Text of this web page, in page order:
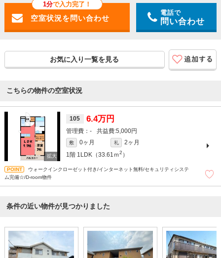
1分で入力完了！
電話で
問い合わせ
お気に入り一覧を見る
こちらの物件の空室状況
105 6.4万円
- 5,000円
敷 0ヶ月 礼
2ヶ月
1階 1LDK（33.61ｍ2 ）
ウォークインクローゼット付き/インターネット無料/セキュリティシステ
ム完備☆/D-room物件
条件の近い物件が見つかりました